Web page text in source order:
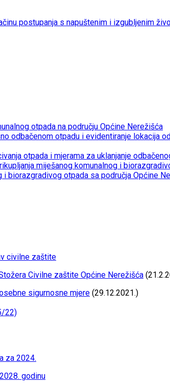
postupanja s napuštenim i izgubljenim
otpada na području Općine Nerežišća
odbačenom otpadu i evidentiranje lokacija
otpada i mjerama za uklanjanje
miješanog komunalnog i
i biorazgradivog otpada sa područja Općine
civilne zaštite
Civilne zaštite Općine Nerežišća
sigurnosne mjere (29.12.2021.)
22)
za 2024.
godinu